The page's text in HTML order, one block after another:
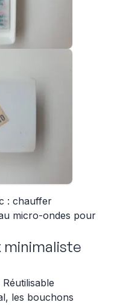
: chauffer
micro-ondes pour
minimaliste
les bouchons